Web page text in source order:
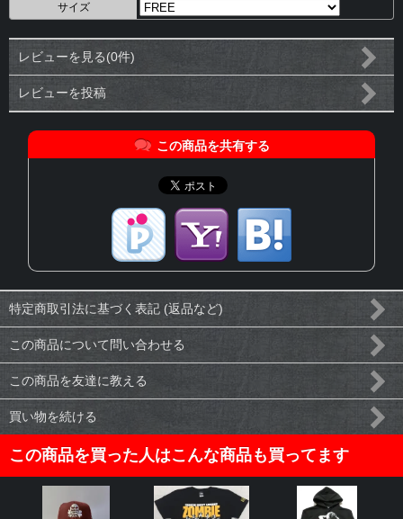
サイズ
レビューを見る(0件)
レビューを投稿
この商品を共有する
特定商取引法に基づく表記 (返品など)
この商品について問い合わせる
この商品を友達に教える
買い物を続ける
この商品を買った人はこんな商品も買ってます